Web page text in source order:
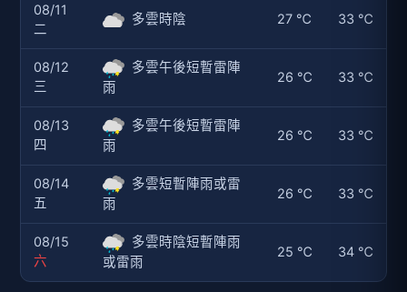
08/11
二
多雲時陰 27 ℃ 33 ℃
08/12
三
多雲午後短暫雷陣
雨
26 ℃ 33 ℃
08/13
四
多雲午後短暫雷陣
雨
26 ℃ 33 ℃
08/14
五
多雲短暫陣雨或雷
雨
26 ℃ 33 ℃
08/15
六
多雲時陰短暫陣雨
或雷雨
25 ℃ 34 ℃